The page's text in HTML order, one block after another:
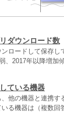
ダウンロード数
ロードして保存
、2017年以降増加
ている機器
他の機器と連携
る機器は（複数